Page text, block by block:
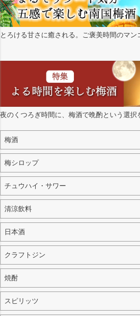
とろける甘さに癒される。ご褒美時間のマン
夜のくつろぎ時間に、梅酒で晩酌という選択
梅酒
梅シロップ
チュウハイ・サワー
清涼飲料
日本酒
クラフトジン
焼酎
スピリッツ